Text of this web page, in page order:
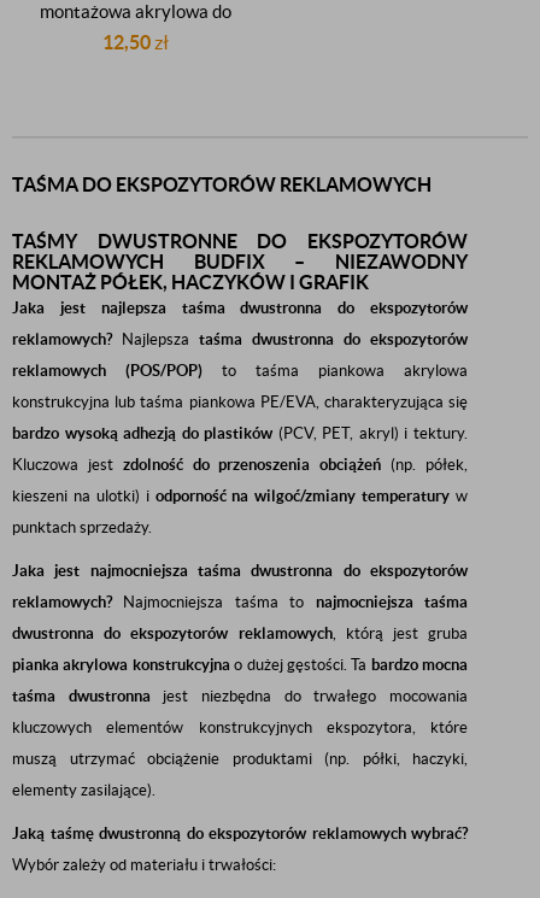
montażowa akrylowa do
klejenia montażu
12,50zł
TAŚMA DO EKSPOZYTORÓW REKLAMOWYCH
TAŚMY DWUSTRONNE DO EKSPOZYTORÓW
REKLAMOWYCH BUDFIX – NIEZAWODNY
MONTAŻ PÓŁEK, HACZYKÓW I GRAFIK
Jaka jest najlepsza taśma dwustronna do ekspozytorów
reklamowych?Najlepsza taśma dwustronna do ekspozytorów
reklamowych (POS/POP) to taśma piankowa akrylowa
konstrukcyjna lub taśma piankowa PE/EVA, charakteryzująca się
bardzo wysoką adhezją do plastików (PCV, PET, akryl) i tektury.
Kluczowa jest zdolność do przenoszenia obciążeń (np. półek,
kieszeni na ulotki) i odporność na wilgoć/zmiany temperatury w
punktach sprzedaży.
Jaka jest najmocniejsza taśma dwustronna do ekspozytorów
reklamowych?Najmocniejsza taśma to najmocniejsza taśma
dwustronna do ekspozytorów reklamowych, którą jest gruba
pianka akrylowa konstrukcyjna o dużej gęstości. Ta bardzo mocna
taśma dwustronna jest niezbędna do trwałego mocowania
kluczowych elementów konstrukcyjnych ekspozytora, które
muszą utrzymać obciążenie produktami (np. półki, haczyki,
elementy zasilające).
Jaką taśmę dwustronną do ekspozytorów reklamowych wybrać?
Wybór zależy od materiału i trwałości: